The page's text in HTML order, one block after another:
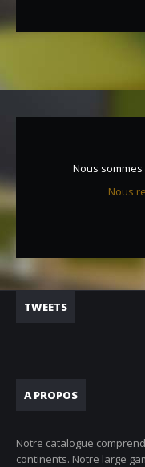
Nous
Nous
TWEETS
A PROPOS
Notre catalogue
continents. Notre large